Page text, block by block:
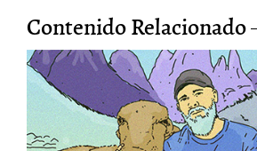
Contenido Relacionado
“Ahora puedo mirar a un animal
a los ojos, sentirlo como mi
hermano”: el exganadero que
fundó un santuario animalista